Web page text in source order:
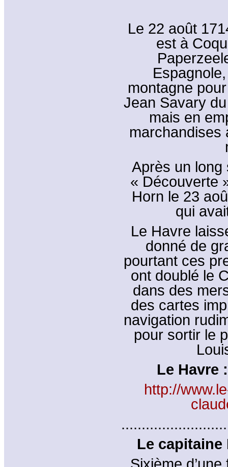
Le 22 août
est à
montagne
Jean Savary
mais en
marchandises
Après un long
« Découverte
Horn le 23
qui
Le Havre
donné de
pourtant ces
ont doublé le
dans des
des cartes
navigation
pour sortir le
Le Havre
http://
Le capitaine